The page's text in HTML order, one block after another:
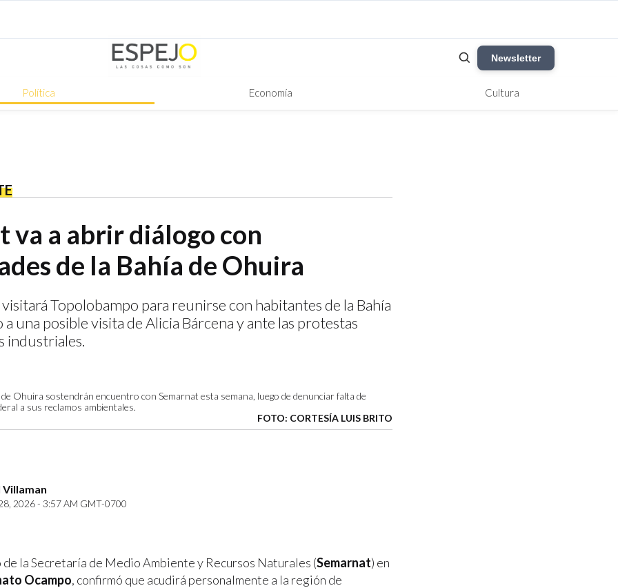
Newsletter
Política Economía Cultura
va a abrir diálogo con
de la Bahía de Ohuira
Topolobampo para reunirse con habitantes de la Bahía
una posible visita de Alicia Bárcena y ante las protestas
industriales.
Ohuira sostendrán encuentro con Semarnat esta semana, luego de denunciar falta de
a sus reclamos ambientales.
FOTO: CORTESÍA LUIS BRITO
Villaman
2026 - 3:57 AM GMT-0700
la Secretaría de Medio Ambiente y Recursos Naturales (Semarnat) en
Ocampo, confirmó que acudirá personalmente a la región de